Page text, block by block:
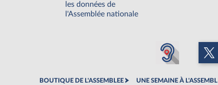
les données de
l'Assemblée nationale
BOUTIQUE DE L'ASSEMBLEE UNE SEMAINE À